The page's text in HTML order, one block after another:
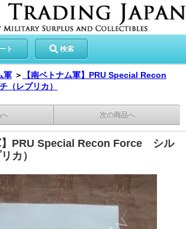
ト 検索
軍 ＞
【南ベトナム軍】PRU Special Recon
レプリカ）
次の商品へ
】PRU Special Recon Force シル
カ）